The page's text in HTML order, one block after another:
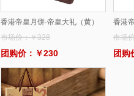
香港帝皇月饼-帝皇大礼（黄）
市场价：￥328
团购价：￥230
香港
市场
团购